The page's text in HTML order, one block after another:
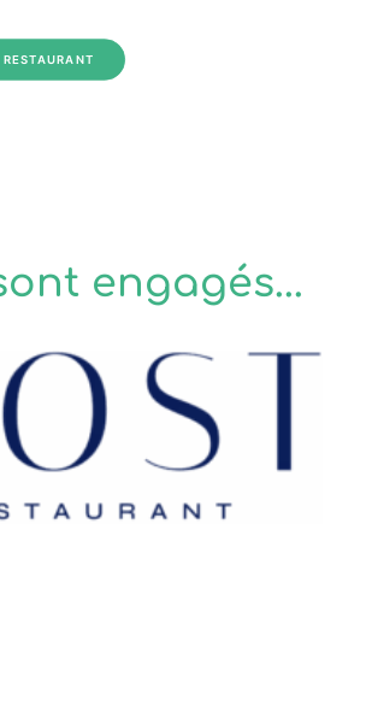
engagés...